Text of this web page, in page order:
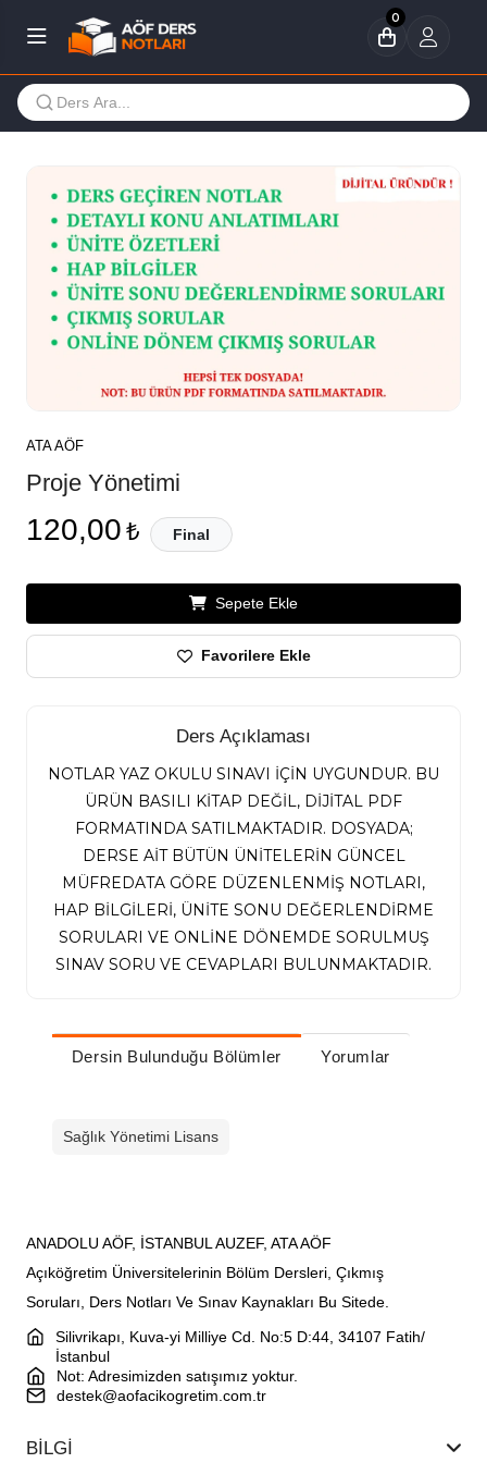
0
ATA AÖF
Proje Yönetimi
120,00 ₺ Final
Sepete Ekle
Favorilere Ekle
Ders Açıklaması
NOTLAR YAZ OKULU SINAVI İÇİN UYGUNDUR. BU
ÜRÜN BASILI KİTAP DEĞİL, DİJİTAL PDF
FORMATINDA SATILMAKTADIR. DOSYADA;
DERSE AİT BÜTÜN ÜNİTELERİN GÜNCEL
MÜFREDATA GÖRE DÜZENLENMİŞ NOTLARI,
HAP BİLGİLERİ, ÜNİTE SONU DEĞERLENDİRME
SORULARI VE ONLİNE DÖNEMDE SORULMUŞ
SINAV SORU VE CEVAPLARI BULUNMAKTADIR.
Dersin Bulunduğu Bölümler Yorumlar
Sağlık Yönetimi Lisans
ANADOLU AÖF, İSTANBUL AUZEF, ATA AÖF
Açıköğretim Üniversitelerinin Bölüm Dersleri, Çıkmış
Soruları, Ders Notları Ve Sınav Kaynakları Bu Sitede.
Silivrikapı, Kuva-yi Milliye Cd. No:5 D:44, 34107 Fatih/
İstanbul
Not: Adresimizden satışımız yoktur.
destek@aofacikogretim.com.tr
BİLGİ